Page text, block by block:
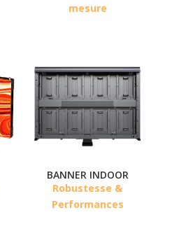
mesure
BANNER INDOOR
Robustesse &
Performances